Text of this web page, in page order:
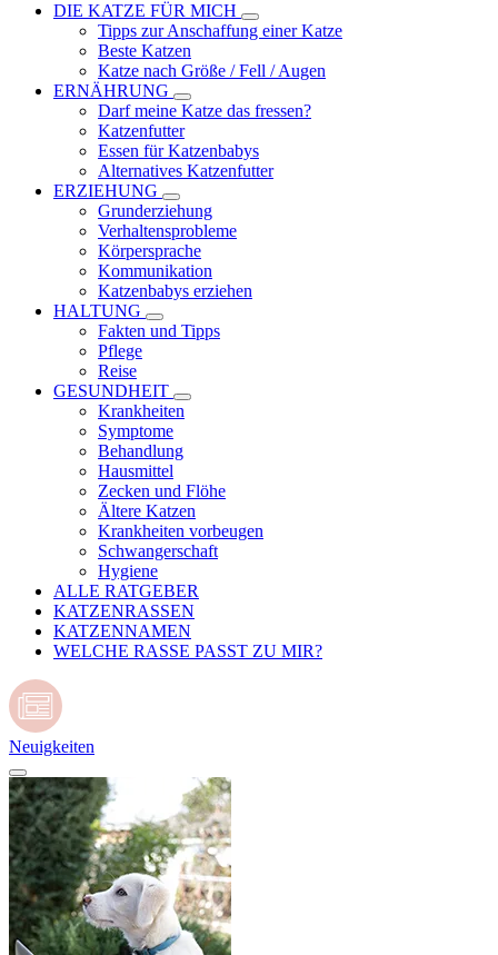
DIE KATZE FÜR MICH
Tipps zur Anschaffung einer Katze
Beste Katzen
Katze nach Größe / Fell / Augen
ERNÄHRUNG
Darf meine Katze das fressen?
Katzenfutter
Essen für Katzenbabys
Alternatives Katzenfutter
ERZIEHUNG
Grunderziehung
Verhaltensprobleme
Körpersprache
Kommunikation
Katzenbabys erziehen
HALTUNG
Fakten und Tipps
Pflege
Reise
GESUNDHEIT
Krankheiten
Symptome
Behandlung
Hausmittel
Zecken und Flöhe
Ältere Katzen
Krankheiten vorbeugen
Schwangerschaft
Hygiene
ALLE RATGEBER
KATZENRASSEN
KATZENNAMEN
WELCHE RASSE PASST ZU MIR?
Neuigkeiten